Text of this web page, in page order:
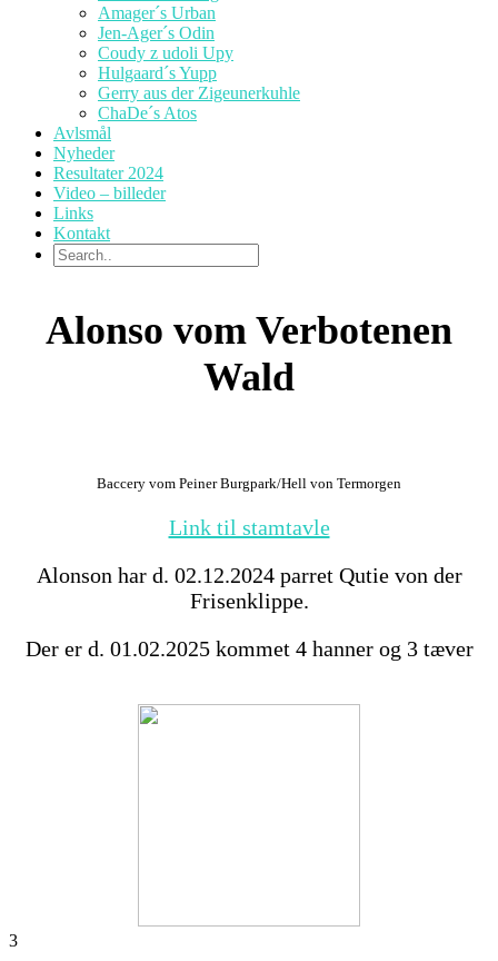
Amager´s Urban
Jen-Ager´s Odin
Coudy z udoli Upy
Hulgaard´s Yupp
Gerry aus der Zigeunerkuhle
ChaDe´s Atos
Avlsmål
Nyheder
Resultater 2024
Video – billeder
Links
Kontakt
Alonso vom Verbotenen
Wald
Baccery vom Peiner Burgpark/Hell von Termorgen
Link til stamtavle
Alonson har d. 02.12.2024 parret Qutie von der
Frisenklippe.
Der er d. 01.02.2025 kommet 4 hanner og 3 tæver
3